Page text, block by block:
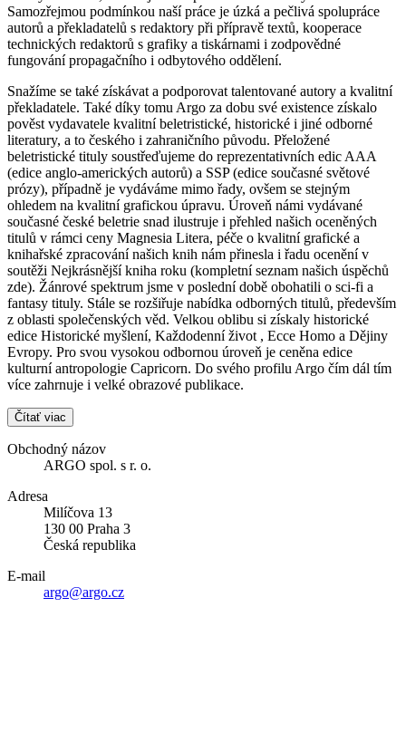
Samozřejmou podmínkou naší práce je úzká a pečlivá spolupráce
autorů a překladatelů s redaktory při přípravě textů, kooperace
technických redaktorů s grafiky a tiskárnami i zodpovědné
fungování propagačního i odbytového oddělení.
Snažíme se také získávat a podporovat talentované autory a kvalitní
překladatele. Také díky tomu Argo za dobu své existence získalo
pověst vydavatele kvalitní beletristické, historické i jiné odborné
literatury, a to českého i zahraničního původu. Přeložené
beletristické tituly soustřeďujeme do reprezentativních edic AAA
(edice anglo-amerických autorů) a SSP (edice současné světové
prózy), případně je vydáváme mimo řady, ovšem se stejným
ohledem na kvalitní grafickou úpravu. Úroveň námi vydávané
současné české beletrie snad ilustruje i přehled našich oceněných
titulů v rámci ceny Magnesia Litera, péče o kvalitní grafické a
knihařské zpracování našich knih nám přinesla i řadu ocenění v
soutěži Nejkrásnější kniha roku (kompletní seznam našich úspěchů
zde). Žánrové spektrum jsme v poslední době obohatili o sci-fi a
fantasy tituly. Stále se rozšiřuje nabídka odborných titulů, především
z oblasti společenských věd. Velkou oblibu si získaly historické
edice Historické myšlení, Každodenní život , Ecce Homo a Dějiny
Evropy. Pro svou vysokou odbornou úroveň je ceněna edice
kulturní antropologie Capricorn. Do svého profilu Argo čím dál tím
více zahrnuje i velké obrazové publikace.
Čítať viac
Obchodný názov
ARGO spol. s r. o.
Adresa
Milíčova 13
130 00 Praha 3
Česká republika
E-mail
argo@argo.cz